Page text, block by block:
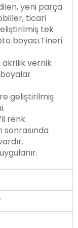
yeni parça
ticari
tek
boyası.Tineri
akrilik vernik
boyalar
geliştirilmiş
renk
sonrasında